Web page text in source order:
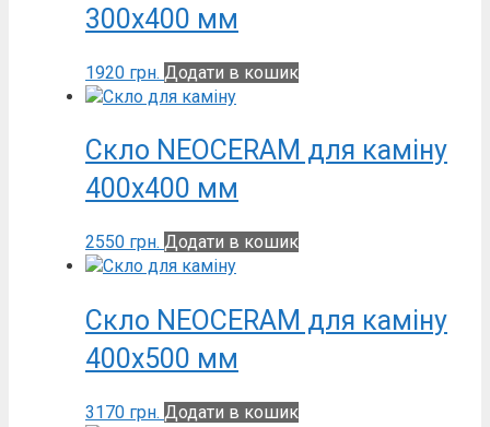
300х400 мм
1920 грн. Додати в кошик
Скло NEOCERAM для каміну
400х400 мм
2550 грн. Додати в кошик
Скло NEOCERAM для каміну
400х500 мм
3170 грн. Додати в кошик